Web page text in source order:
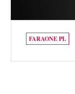
FARAONE PL